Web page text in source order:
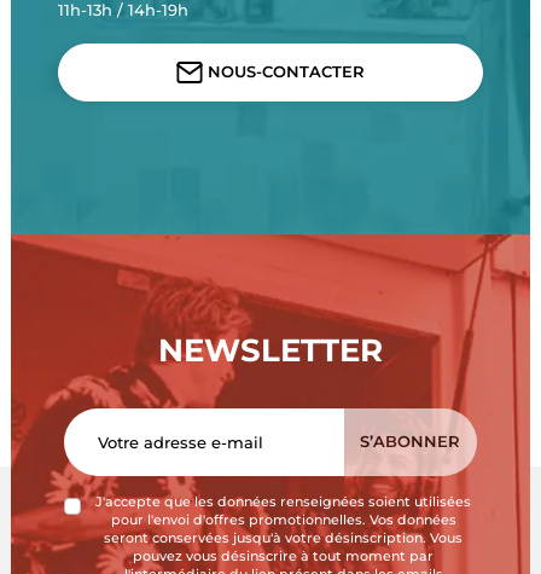
11h-13h / 14h-19h
NOUS-CONTACTER
NEWSLETTER
J'accepte que les données renseignées soient utilisées
pour l'envoi d'offres promotionnelles. Vos données
seront conservées jusqu'à votre désinscription. Vous
pouvez vous désinscrire à tout moment par